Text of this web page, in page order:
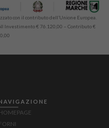
con il contributo dell’Unione Europea.
Investimento € 76.120,00 – Contributo €